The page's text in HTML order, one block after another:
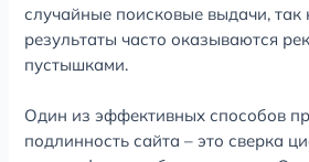
случайные поисковые выдачи, так
результаты часто оказываются
пустышками.
Один из эффективных способов
подлинность сайта – это сверка